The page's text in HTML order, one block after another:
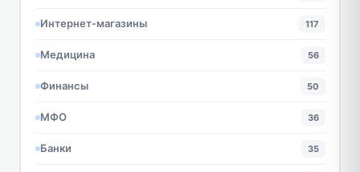
Интернет-магазины 117
Медицина 56
Финансы 50
МФО 36
Банки 35